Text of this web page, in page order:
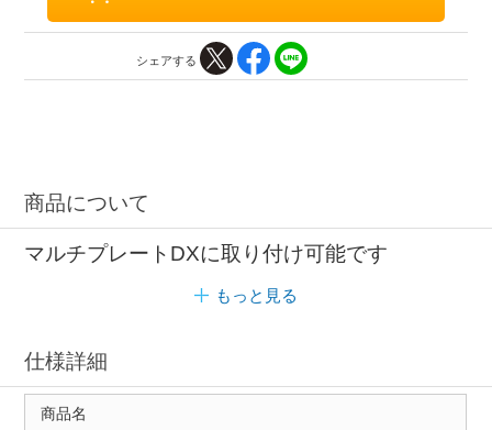
シェアする
商品について
マルチプレートDXに取り付け可能です
もっと見る
仕様詳細
商品名